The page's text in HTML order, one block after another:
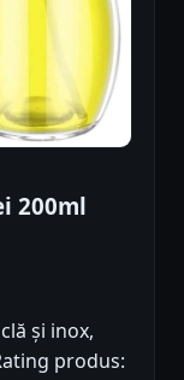
200ml
și inox,
produs: